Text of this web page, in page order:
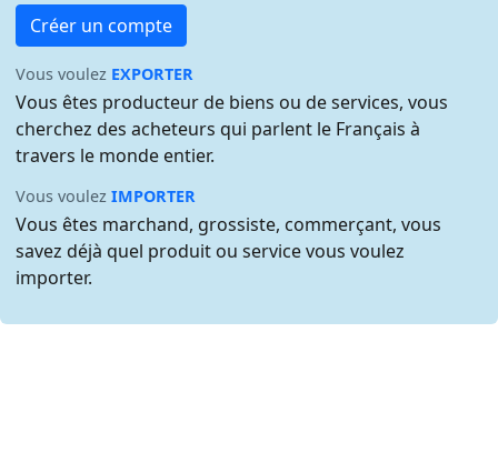
Créer un compte
Vous voulez EXPORTER
Vous êtes producteur de biens ou de services, vous
cherchez des acheteurs qui parlent le Français à
travers le monde entier.
Vous voulezIMPORTER
Vous êtes marchand, grossiste, commerçant, vous
savez déjà quel produit ou service vous voulez
importer.